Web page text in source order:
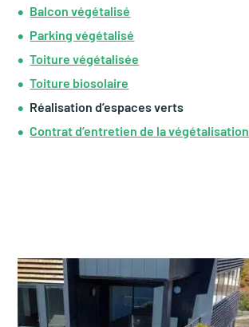
Balcon végétalisé
Parking végétalisé
Toiture végétalisée
Toiture biosolaire
Réalisation d’espaces verts
Contrat d’entretien de la végétalisation